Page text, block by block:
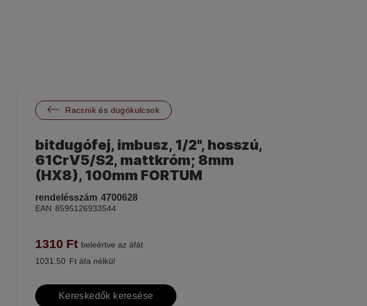
 Racsnik és dugókulcsok
bitdugófej, imbusz, 1/2", hosszú,
61CrV5/S2, mattkróm; 8mm
(HX8), 100mm FORTUM
rendelésszám 4700628
EAN 8595126933544
1310 Ft beleértve az áfát
1031.50 Ft áfa nélkül
Kereskedők keresése